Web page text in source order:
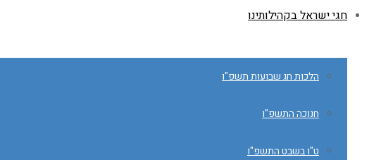
חגי ישראל בקהילותינו
הלכות חג שבועות תשפ"ו
חנוכה התשפ"ו
ט"ו בשבט התשפ"ו